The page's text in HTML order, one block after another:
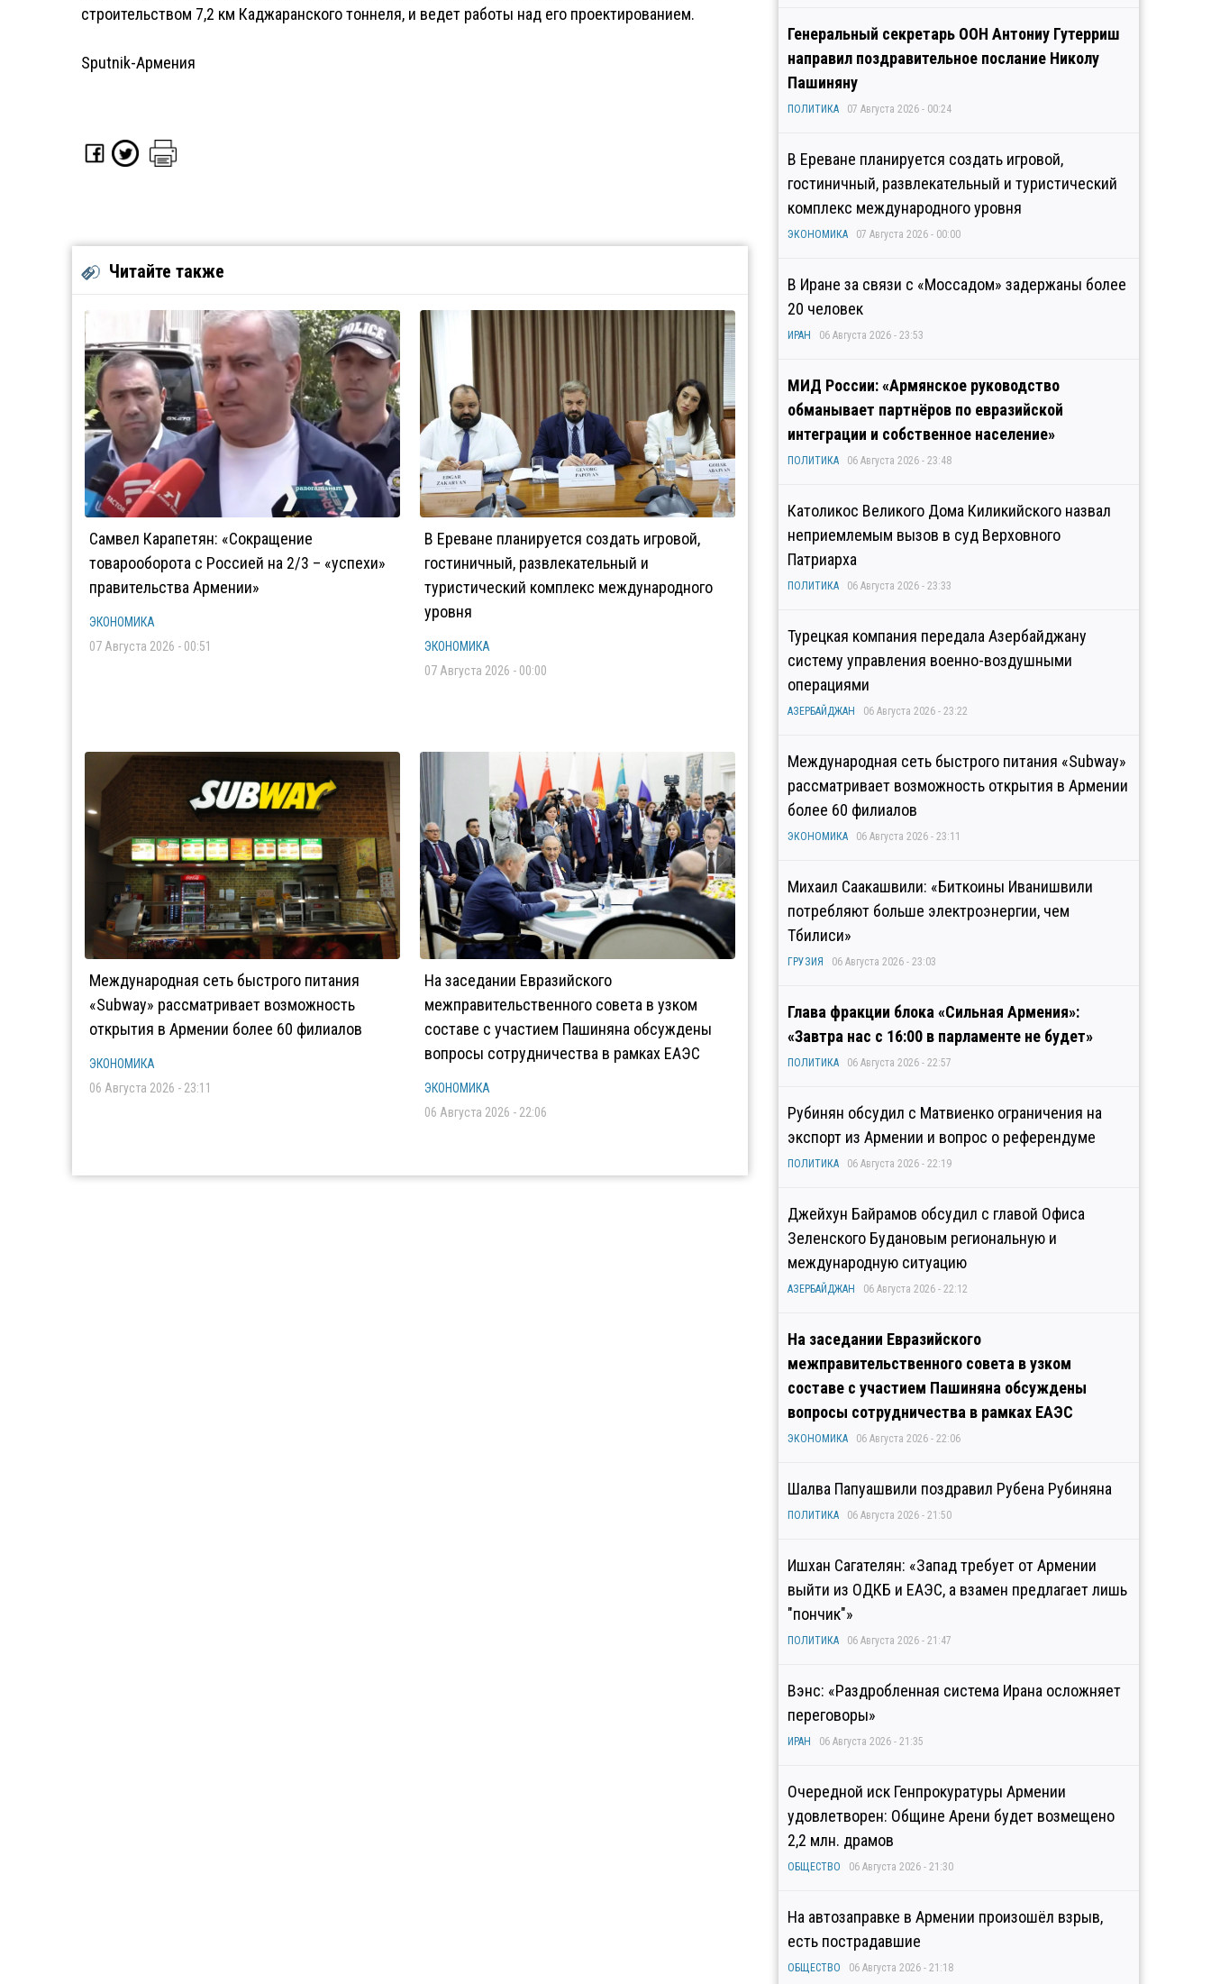
строительством 7,2 км Каджаранского тоннеля, и ведет работы над его проектированием.
Sputnik-Армения
Читайте также
Самвел Карапетян: «Сокращение
товарооборота с Россией на 2/3 – «успехи»
правительства Армении»
ЭКОНОМИКА
07 Августа 2026 - 00:51
В Ереване планируется создать игровой,
гостиничный, развлекательный и
туристический комплекс международного
уровня
ЭКОНОМИКА
07 Августа 2026 - 00:00
Международная сеть быстрого питания
«Subway» рассматривает возможность
открытия в Армении более 60 филиалов
ЭКОНОМИКА
06 Августа 2026 - 23:11
На заседании Евразийского
межправительственного совета в узком
составе с участием Пашиняна обсуждены
вопросы сотрудничества в рамках ЕАЭС
ЭКОНОМИКА
06 Августа 2026 - 22:06
Генеральный секретарь ООН Антониу Гутерриш
направил поздравительное послание Николу
Пашиняну
ПОЛИТИКА 07 Августа 2026 - 00:24
В Ереване планируется создать игровой,
гостиничный, развлекательный и туристический
комплекс международного уровня
ЭКОНОМИКА 07 Августа 2026 - 00:00
В Иране за связи с «Моссадом» задержаны более
20 человек
ИРАН 06 Августа 2026 - 23:53
МИД России: «Армянское руководство
обманывает партнёров по евразийской
интеграции и собственное население»
ПОЛИТИКА 06 Августа 2026 - 23:48
Католикос Великого Дома Киликийского назвал
неприемлемым вызов в суд Верховного
Патриарха
ПОЛИТИКА 06 Августа 2026 - 23:33
Турецкая компания передала Азербайджану
систему управления военно-воздушными
операциями
АЗЕРБАЙДЖАН 06 Августа 2026 - 23:22
Международная сеть быстрого питания «Subway»
рассматривает возможность открытия в Армении
более 60 филиалов
ЭКОНОМИКА 06 Августа 2026 - 23:11
Михаил Саакашвили: «Биткоины Иванишвили
потребляют больше электроэнергии, чем
Тбилиси»
ГРУЗИЯ 06 Августа 2026 - 23:03
Глава фракции блока «Сильная Армения»:
«Завтра нас с 16:00 в парламенте не будет»
ПОЛИТИКА 06 Августа 2026 - 22:57
Рубинян обсудил с Матвиенко ограничения на
экспорт из Армении и вопрос о референдуме
ПОЛИТИКА 06 Августа 2026 - 22:19
Джейхун Байрамов обсудил с главой Офиса
Зеленского Будановым региональную и
международную ситуацию
АЗЕРБАЙДЖАН 06 Августа 2026 - 22:12
На заседании Евразийского
межправительственного совета в узком
составе с участием Пашиняна обсуждены
вопросы сотрудничества в рамках ЕАЭС
ЭКОНОМИКА 06 Августа 2026 - 22:06
Шалва Папуашвили поздравил Рубена Рубиняна
ПОЛИТИКА 06 Августа 2026 - 21:50
Ишхан Сагателян: «Запад требует от Армении
выйти из ОДКБ и ЕАЭС, а взамен предлагает лишь
"пончик"»
ПОЛИТИКА 06 Августа 2026 - 21:47
Вэнс: «Раздробленная система Ирана осложняет
переговоры»
ИРАН 06 Августа 2026 - 21:35
Очередной иск Генпрокуратуры Армении
удовлетворен: Общине Арени будет возмещено
2,2 млн. драмов
ОБЩЕСТВО 06 Августа 2026 - 21:30
На автозаправке в Армении произошёл взрыв,
есть пострадавшие
ОБЩЕСТВО 06 Августа 2026 - 21:18